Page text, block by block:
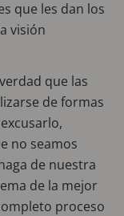
que les dan los
visión
que las
de formas
no seamos
de nuestra
de la mejor
proceso